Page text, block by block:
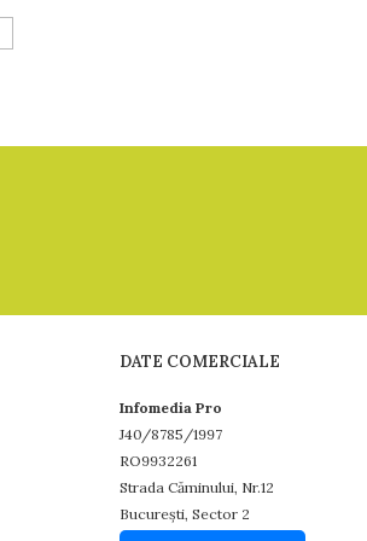
DATE COMERCIALE
Infomedia Pro
J40/8785/1997
RO9932261
Strada Căminului, Nr.12
București, Sector 2